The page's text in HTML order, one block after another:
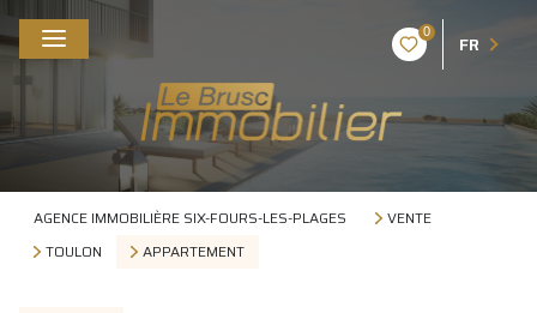
0 FR
AGENCE IMMOBILIÈRE SIX-FOURS-LES-PLAGES
VENTE
TOULON
APPARTEMENT